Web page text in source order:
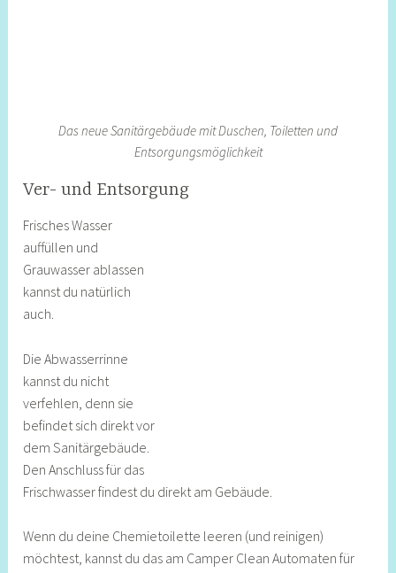
Das neue Sanitärgebäude mit Duschen, Toiletten und
Entsorgungsmöglichkeit
Ver- und Entsorgung
Frisches Wasser
auffüllen und
Grauwasser ablassen
kannst du natürlich
auch.
Die Abwasserrinne
kannst du nicht
verfehlen, denn sie
befindet sich direkt vor
dem Sanitärgebäude.
Den Anschluss für das
Frischwasser findest du direkt am Gebäude.
Wenn du deine Chemietoilette leeren (und reinigen)
möchtest, kannst du das am Camper Clean Automaten für